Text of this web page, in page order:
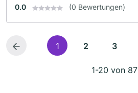
0.0 (0 Bewertungen)
1 2 3
1-20 von 87